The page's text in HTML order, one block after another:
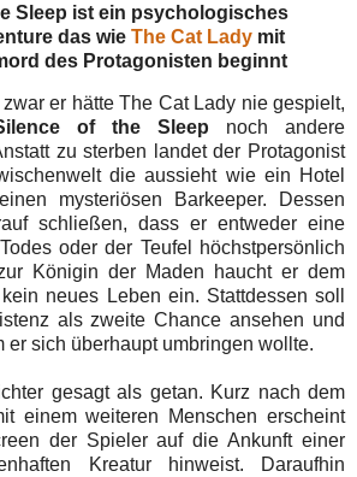
Sleep ist ein psychologisches
das wie The Cat Lady mit
des Protagonisten beginnt
er hätte The Cat Lady nie gespielt,
of the Sleep noch andere
zu sterben landet der Protagonist
die aussieht wie ein Hotel
mysteriösen Barkeeper. Dessen
schließen, dass er entweder eine
oder der Teufel höchstpersönlich
Königin der Maden haucht er dem
neues Leben ein. Stattdessen soll
als zweite Chance ansehen und
er sich überhaupt umbringen wollte.
gesagt als getan. Kurz nach dem
einem weiteren Menschen erscheint
der Spieler auf die Ankunft einer
Kreatur hinweist. Daraufhin